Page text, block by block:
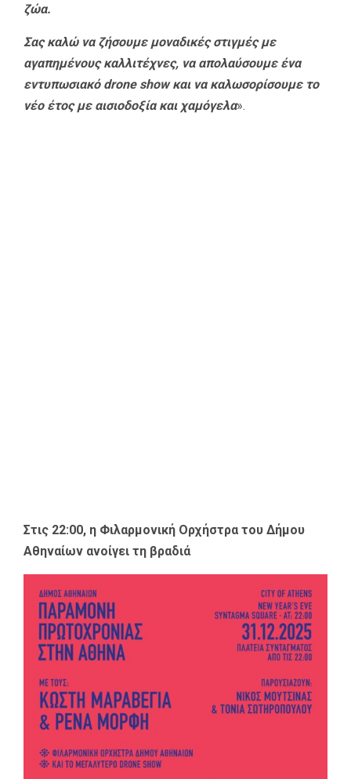
ζώα.
Σας καλώ να ζήσουμε μοναδικές στιγμές με
αγαπημένους καλλιτέχνες, να απολαύσουμε ένα
εντυπωσιακό drone show και να καλωσορίσουμε το
νέο έτος με αισιοδοξία και χαμόγελα».
Στις 22:00, η Φιλαρμονική Ορχήστρα του Δήμου
Αθηναίων ανοίγει τη βραδιά